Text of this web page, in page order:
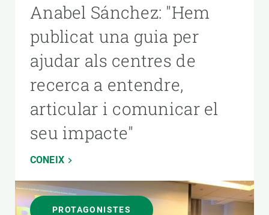
Anabel Sánchez: "Hem
publicat una guia per
ajudar als centres de
recerca a entendre,
articular i comunicar el
seu impacte"
CONEIX
PROTAGONISTES